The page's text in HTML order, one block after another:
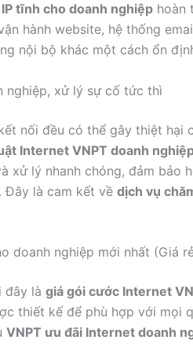
tĩnh cho doanh nghiệp hoàn
hành website, hệ thống
nội bộ khác một cách ổn
nghiệp, xử lý sự cố tức thì
nối đều có thể gây thiệt hại
Internet VNPT doanh
xử lý nhanh chóng, đảm bảo
Đây là cam kết về dịch vụ
doanh nghiệp mới nhất (Giá
đây là giá gói cước Internet
thiết kế để phù hợp với mọi
VNPT ưu đãi Internet doanh